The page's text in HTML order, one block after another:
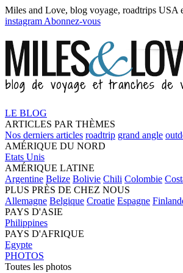
Miles and Love, blog voyage, roadtrips USA
instagram Abonnez-vous
LE BLOG
ARTICLES PAR THÈMES
Nos derniers articles roadtrip grand angle
AMÉRIQUE DU NORD
Etats Unis
AMÉRIQUE LATINE
Argentine Belize Bolivie Chili Colombie
PLUS PRÈS DE CHEZ NOUS
Allemagne Belgique Croatie Espagne
PAYS D'ASIE
Philippines
PAYS D'AFRIQUE
Egypte
PHOTOS
Toutes les photos